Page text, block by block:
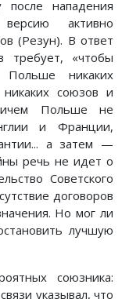
после нападения
активно
(Резун). В ответ
требует, «чтобы
никаких
союзов и
Польше не
и Франции,
а затем —
речь не идет о
Советского
договоров
Но мог ли
лучшую
союзника:
указывал, что